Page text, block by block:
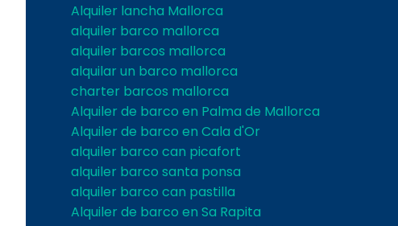
Alquiler lancha Mallorca
alquiler barco mallorca
alquiler barcos mallorca
alquilar un barco mallorca
charter barcos mallorca
Alquiler de barco en Palma de Mallorca
Alquiler de barco en Cala d'Or
alquiler barco can picafort
alquiler barco santa ponsa
alquiler barco can pastilla
Alquiler de barco en Sa Rapita